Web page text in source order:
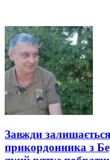
Завжди
прикордонника з